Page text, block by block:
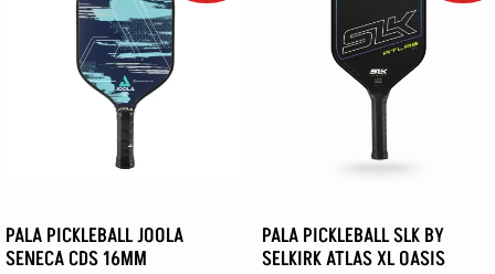
PALA PICKLEBALL JOOLA
SENECA CDS 16MM
PALA PICKLEBALL SLK BY
SELKIRK ATLAS XL OASIS